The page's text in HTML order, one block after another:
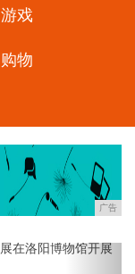
游戏
购物
广告
Next